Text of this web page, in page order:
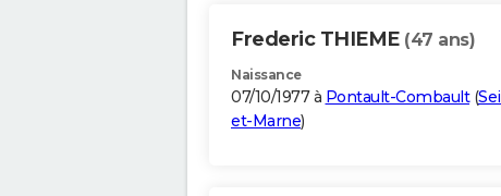
Frederic THIEME (47 ans)
Naissance
07/10/1977 à Pontault-Combault(
et-Marne)